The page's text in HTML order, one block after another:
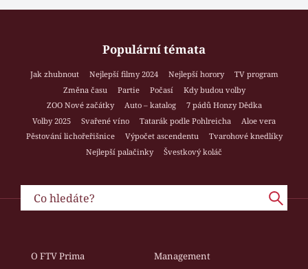
Populární témata
Jak zhubnout Nejlepší filmy 2024 Nejlepší horory
TV program
Změna času
Partie Počasí
Kdy budou volby
ZOO Nové začátky
Auto – katalog
7 pádů Honzy Dědka
Volby 2025
Svařené víno Tatarák podle Pohlreicha
Aloe vera
Pěstování lichořeřišnice
Výpočet ascendentu
Tvarohové knedlíky
Nejlepší palačinky
Švestkový koláč
O FTV Prima
Management